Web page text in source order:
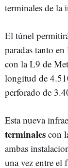
terminales de la
El túnel
paradas tanto
con la L9 de
longitud de
perforado de
Esta nueva
terminales con
ambas
una vez entre el